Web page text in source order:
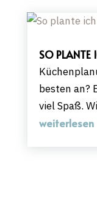
SO PLANTE
besten an?
viel Spaß.
weiterlesen